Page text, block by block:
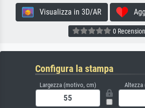
Visualizza in 3D/AR
0
Configura la stampa
Largezza (motivo, cm)